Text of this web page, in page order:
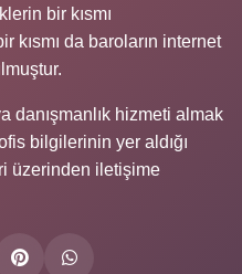
bir kısmı
kısmı da baroların internet
danışmanlık hizmeti almak
bilgilerinin yer aldığı
üzerinden iletişime